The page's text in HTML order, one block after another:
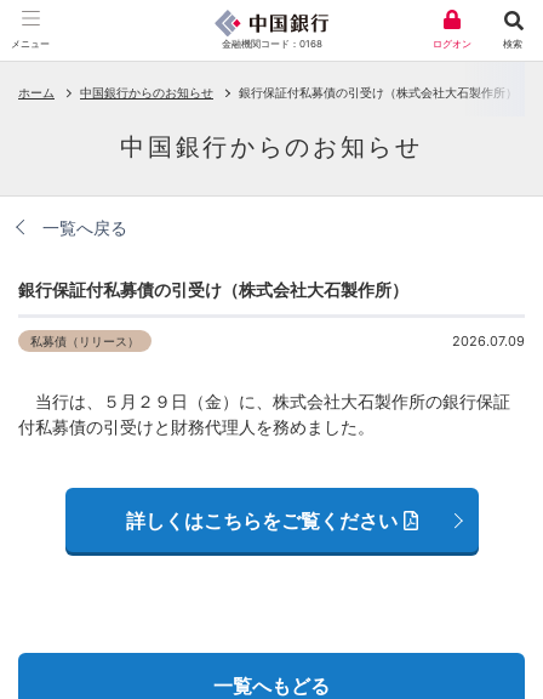
金融機関コード：0168
メニュー 検索
ログオン
ホーム 中国銀行からのお知らせ 銀行保証付私募債の引受け（株式会社大石製作所）
中国銀行からのお知らせ
一覧へ戻る
銀行保証付私募債の引受け（株式会社大石製作所）
私募債（リリース） 2026.07.09
当行は、５月２９日（金）に、株式会社大石製作所の銀行保証
付私募債の引受けと財務代理人を務めました。
詳しくはこちらをご覧ください
一覧へもどる